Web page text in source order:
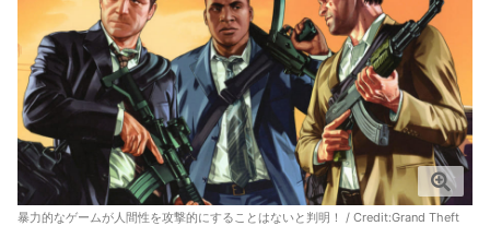
暴力的なゲームが人間性を攻撃的にすることはないと判明！ / Credit:Grand Theft